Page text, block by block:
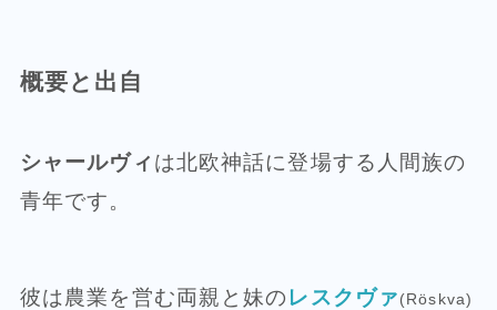
概要と出自
シャールヴィ は北欧神話に登場する人間族の
青年です。
彼は農業を営む両親と妹の レスクヴァ(Röskva)